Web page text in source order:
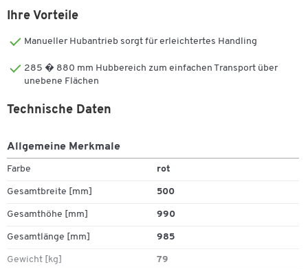
Rollen ø x B: 125 x 40 mm
ausgestattet
Maße aufgebaut: B 500 x L 985 x H 990 mm
Gewicht: 77 kg
Ihre Vorteile
Manueller Hubantrieb sorgt für erleichtertes Handling
285 � 880 mm Hubbereich zum einfachen Transport über
unebene Flächen
Technische Daten
Allgemeine Merkmale
Farbe rot
Gesamtbreite [mm] 500
Gesamthöhe [mm] 990
Gesamtlänge [mm] 985
Gewicht [kg] 79